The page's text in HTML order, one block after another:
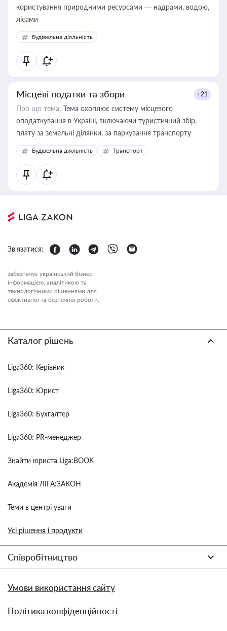
користування природними ресурсами — надрами, водою,
лісами
Будівельна діяльність
Місцеві податки та збори +21
Про що тема: Тема охоплює систему місцевого
оподаткування в Україні, включаючи туристичний збір,
плату за земельні ділянки, за паркування транспорту
Будівельна діяльність Транспорт
Зв'язатися:
забезпечує український бізнес
інформацією, аналітикою та
технологічними рішеннями для
ефективної та безпечної роботи.
Каталог рішень
Liga360: Керівник
Liga360: Юрист
Liga360: Бухгалтер
Liga360: PR-менеджер
Знайти юриста Liga:BOOK
Академія ЛІГА:ЗАКОН
Теми в центрі уваги
Усі рішення і продукти
Співробітництво
Умови використання сайту
Політика конфіденційності